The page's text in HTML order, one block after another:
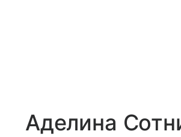
Аделина